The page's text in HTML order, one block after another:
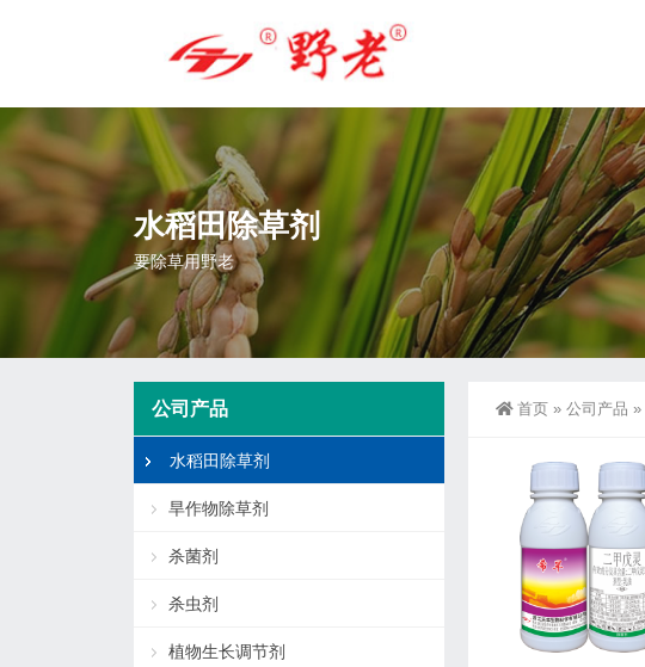
水稻田除草剂
要除草用野老
首页 » 公司产品 »
公司产品
水稻田除草剂
旱作物除草剂
杀菌剂
杀虫剂
植物生长调节剂